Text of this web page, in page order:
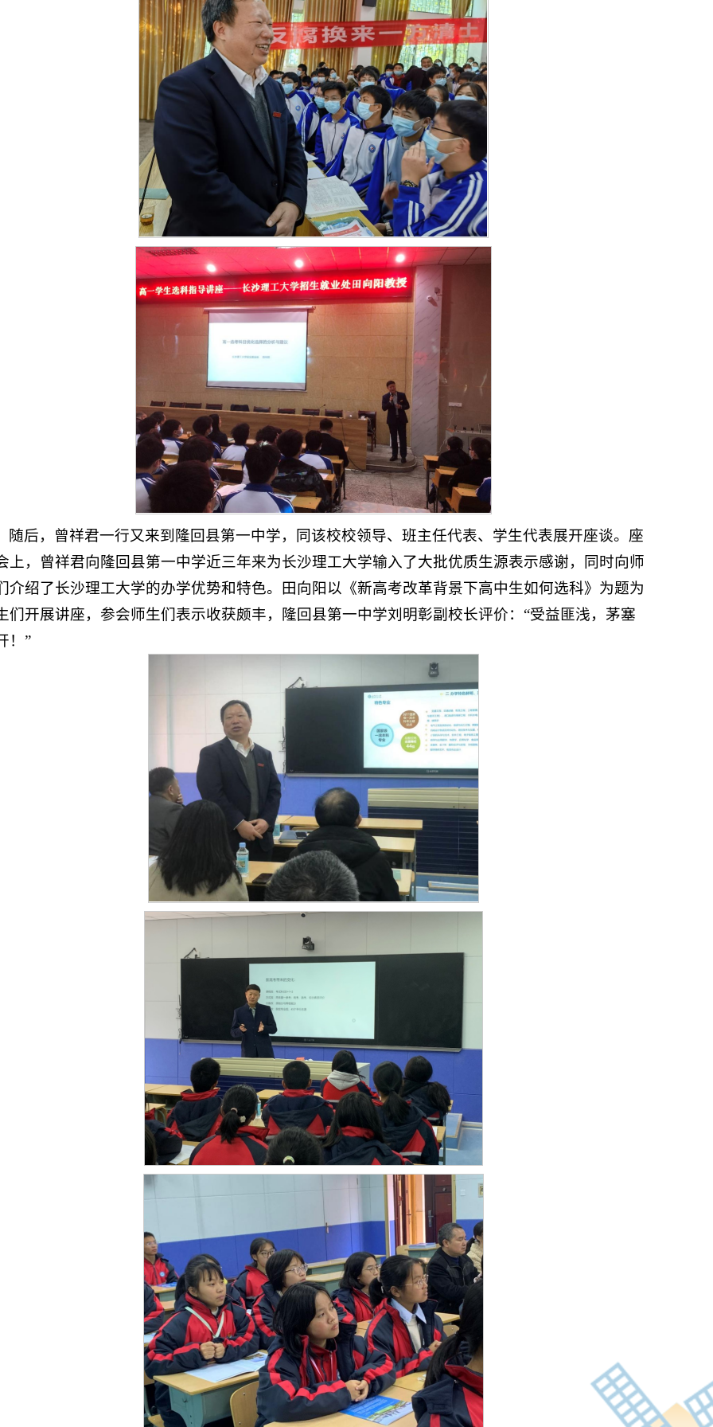
随后，曾祥君一行又来到隆回县第一中学，同该校校领导、班主任代表、学生代表展开座谈。座
上，曾祥君向隆回县第一中学近三年来为长沙理工大学输入了大批优质生源表示感谢，同时向师
介绍了长沙理工大学的办学优势和特色。田向阳以《新高考改革背景下高中生如何选科》为题为
们开展讲座，参会师生们表示收获颇丰，隆回县第一中学刘明彰副校长评价：“受益匪浅，茅塞
！”